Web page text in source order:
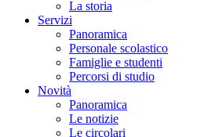
La storia
Servizi
Panoramica
Personale scolastico
Famiglie e studenti
Percorsi di studio
Novità
Panoramica
Le notizie
Le circolari